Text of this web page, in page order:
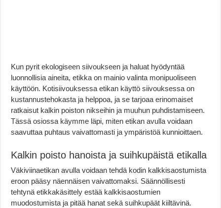
Kun pyrit ekologiseen siivoukseen ja haluat hyödyntää
luonnollisia aineita, etikka on mainio valinta monipuoliseen
käyttöön. Kotisiivouksessa etikan käyttö siivouksessa on
kustannustehokasta ja helppoa, ja se tarjoaa erinomaiset
ratkaisut kalkin poiston nikseihin ja muuhun puhdistamiseen.
Tässä osiossa käymme läpi, miten etikan avulla voidaan
saavuttaa puhtaus vaivattomasti ja ympäristöä kunnioittaen.
Kalkin poisto hanoista ja suihkupäistä etikalla
Väkiviinaetikan avulla voidaan tehdä kodin kalkkisaostumista
eroon pääsy näennäisen vaivattomaksi. Säännöllisesti
tehtynä etikkakäsittely estää kalkkisaostumien
muodostumista ja pitää hanat sekä suihkupäät kiiltävinä.